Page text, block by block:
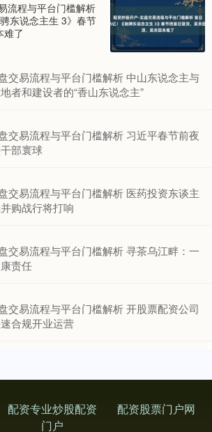
-0.01%
3900.35 +21.92 +0.57%
流程与平台门槛解析
东说念主生 3》春节
难了
交易流程与平台门槛解析 中山东说念主与
者和建设者的“香山东说念主”
交易流程与平台门槛解析 习近平春节前夜
部寰球
交易流程与平台门槛解析 医药投资东谈主
购战行将打响
交易流程与平台门槛解析 寻茶乌江畔：一
责任
交易流程与平台门槛解析 开股票配资公司
合规开业运营
配资专业炒股配资
门户
配资股票门户网